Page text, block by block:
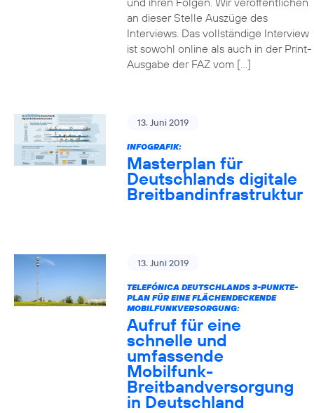
an dieser Stelle Auszüge des
Interviews. Das vollständige Interview
ist sowohl online als auch in der Print-
Ausgabe der FAZ vom […]
13. Juni 2019
INFOGRAFIK:
Masterplan für
Deutschlands digitale
Breitbandinfrastruktur
13. Juni 2019
TELEFÓNICA DEUTSCHLANDS 3-PUNKTE-
PLAN FÜR EINE FLÄCHENDECKENDE
MOBILFUNKVERSORGUNG:
Aufruf für eine
schnelle und
umfassende
Mobilfunk-
Breitbandversorgung
in Deutschland